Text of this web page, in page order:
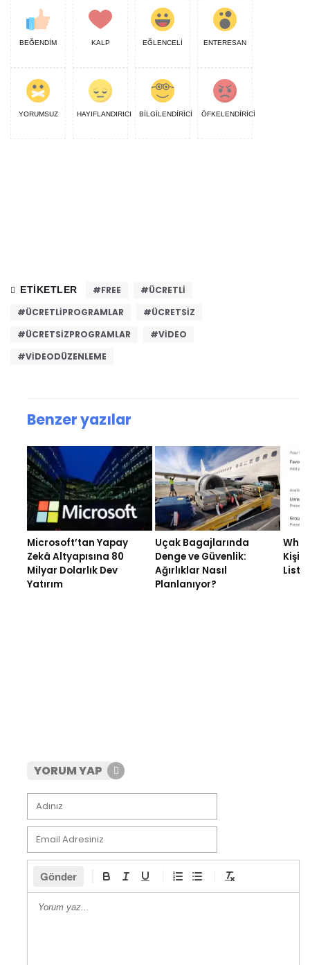
BEĞENDİM KALP EĞLENCELİ ENTERESAN
YORUMSUZ HAYIFLANDIRICI BİLGİLENDİRİCİ ÖFKELENDİRİCİ
ETIKETLER #FREE
#ÜCRETLI
#ÜCRETLIPROGRAMLAR
#ÜCRETSIZ
#ÜCRETSIZPROGRAMLAR
#VIDEO
#VIDEODÜZENLEME
Benzer yazılar
Microsoft’tan Yapay
Zekâ Altyapısına 80
Milyar Dolarlık Dev
Yatırım
Uçak Bagajlarında
Denge ve Güvenlik:
Ağırlıklar Nasıl
Planlanıyor?
YORUM YAP
Gönder